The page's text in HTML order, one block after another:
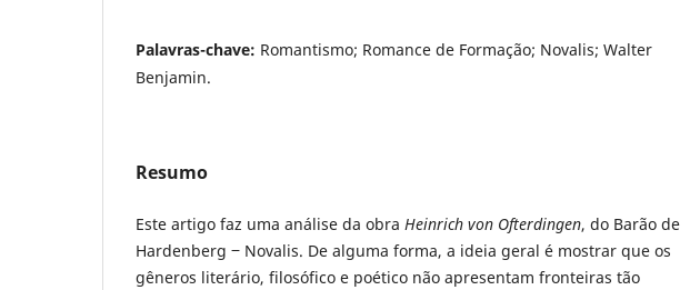
Palavras-chave: Romantismo; Romance de Formação; Novalis; Walter
Benjamin.
Resumo
Este artigo faz uma análise da obra Heinrich von Ofterdingen, do Barão de
Hardenberg ‒ Novalis. De alguma forma, a ideia geral é mostrar que os
gêneros literário, filosófico e poético não apresentam fronteiras tão